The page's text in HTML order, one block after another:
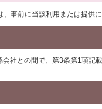
事前に当該利用または提供
との間で、第3条第1項